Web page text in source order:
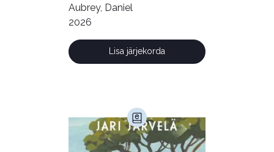
Aubrey, Daniel
2026
Lisa järjekorda